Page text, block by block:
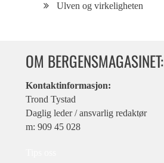
Ulven og virkeligheten
OM BERGENSMAGASINET:
Kontaktinformasjon:
Trond Tystad
Daglig leder / ansvarlig redaktør
m: 909 45 028